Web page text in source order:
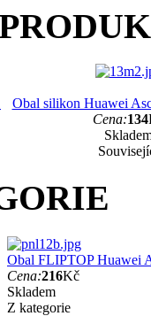
Obal silikon Huawei
Cena:134
Obal FLIPTOP Huawei
Cena:216Kč
Skladem
Z kategorie